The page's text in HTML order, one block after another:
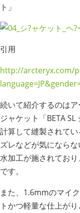
ト」
引用
http://arcteryx.com/
続いて紹介するのは
ジャケット「BETA
計算して縫製されて
ズレなどが気になら
水加工が施されてお
です。
また、1.6mmのマイ
トかつ軽量な仕上が